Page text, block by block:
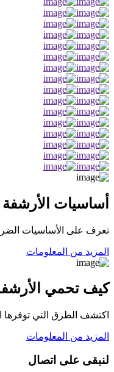
أساسيات الأرشفة
تعرف على الأساسيات
المزيد من المعلومات
كيف تحمي الأرشفة
اكتشف الطرق التي توفرها
المزيد من المعلومات
لنبقى على اتصال